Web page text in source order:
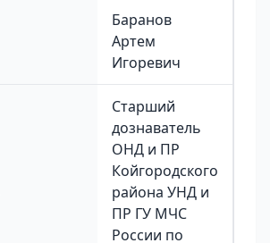
Баранов
Артем
Игоревич
Старший
дознаватель
ОНД и ПР
Койгородского
района УНД и
ПР ГУ МЧС
России по